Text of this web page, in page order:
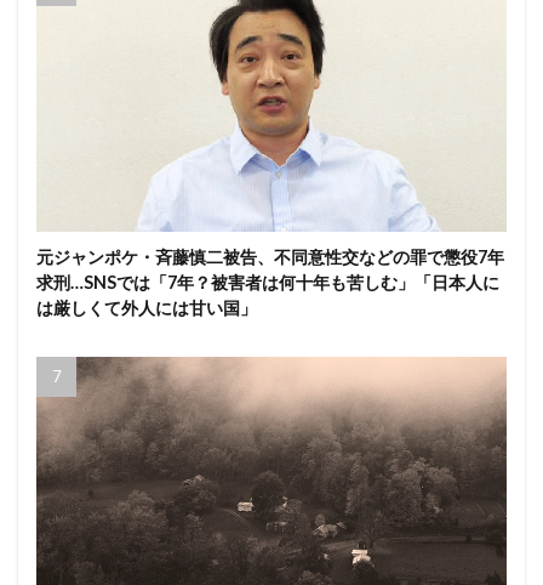
元ジャンポケ・斉藤慎二被告、不同意性交などの罪で懲役7年
求刑…SNSでは「7年？被害者は何十年も苦しむ」「日本人に
は厳しくて外人には甘い国」